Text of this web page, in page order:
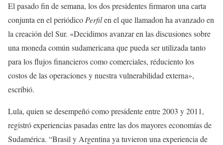
El pasado fin de semana, los dos presidentes firmaron una carta
conjunta en el periódico Perfilen el que llamadon ha avanzado en
la creación del Sur. «Decidimos avanzar en las discusiones sobre
una moneda común sudamericana que pueda ser utilizada tanto
para los flujos financieros como comerciales, réduciento los
costos de las operaciones y nuestra vulnerabilidad externa»,
escribió.
Lula, quien se desempeñó como presidente entre 2003 y 2011,
registró experiencias pasadas entre las dos mayores economías de
Sudamérica. “Brasil y Argentina ya tuvieron una experiencia de